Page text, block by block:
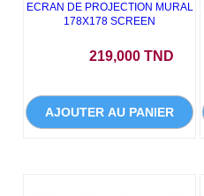
ECRAN DE PROJECTION MURAL
178X178 SCREEN
219,000 TND
AJOUTER AU PANIER